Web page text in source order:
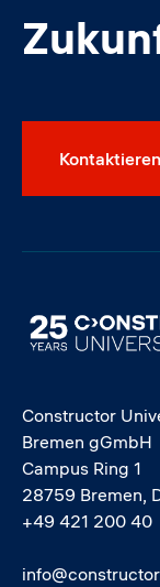
Image
Constructor
Bremen gGmbH
Campus Ring 1
28759 Bremen,
+49 421 200 40